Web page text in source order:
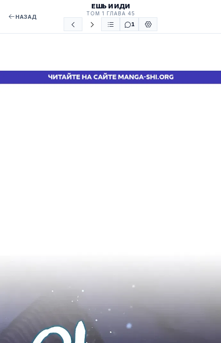
НАЗАД
ЕШЬ И ИДИ
ТОМ 1 ГЛАВА 45
1